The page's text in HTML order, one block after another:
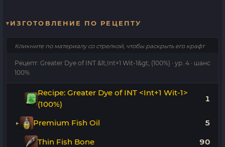
ИЗГОТОВЛЕНИЕ ПО РЕЦЕПТУ
Кликните по материалу со стрелкой, чтобы раскрыть его крафт
Рецепт: Greater Dye of INT &lt;Int+1 Wit-1&gt; (100%) · ур. 4 · шанс
100%
Recipe: Greater Dye of INT <Int+1 Wit-1>
(100%)
1
Premium Fish Oil 5
Thin Fish Bone 90